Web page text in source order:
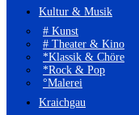
Kultur & Musik
# Kunst
# Theater & Kino
*Klassik & Chöre
*Rock & Pop
°Malerei
Kraichgau